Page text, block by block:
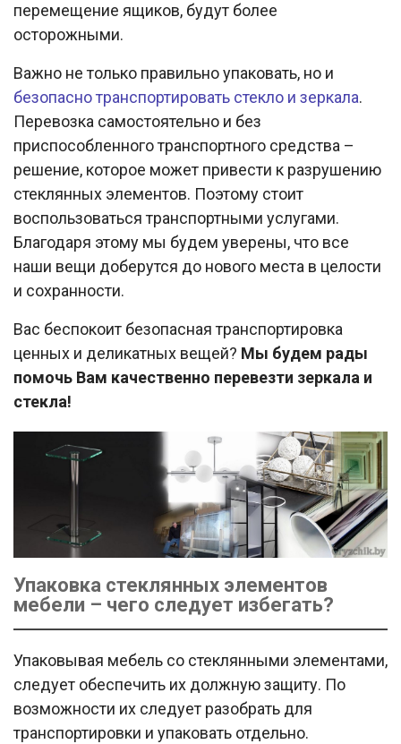
перемещение ящиков, будут более
осторожными.
Важно не только правильно упаковать, но и
безопасно транспортировать стекло и зеркала.
Перевозка самостоятельно и без
приспособленного транспортного средства –
решение, которое может привести к разрушению
стеклянных элементов. Поэтому стоит
воспользоваться транспортными услугами.
Благодаря этому мы будем уверены, что все
наши вещи доберутся до нового места в целости
и сохранности.
Вас беспокоит безопасная транспортировка
ценных и деликатных вещей? Мы будем рады
помочь Вам качественно перевезти зеркала и
стекла!
Упаковка стеклянных элементов
мебели – чего следует избегать?
Упаковывая мебель со стеклянными элементами,
следует обеспечить их должную защиту. По
возможности их следует разобрать для
транспортировки и упаковать отдельно.